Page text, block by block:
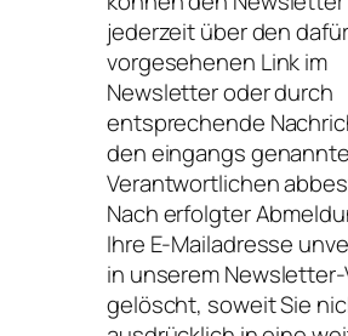
jederzeit über den dafür
vorgesehenen Link im
Newsletter oder durch
entsprechende
den eingangs
Verantwortlichen
Nach erfolgter
Ihre E-Mailadresse
in unserem
gelöscht, soweit Sie